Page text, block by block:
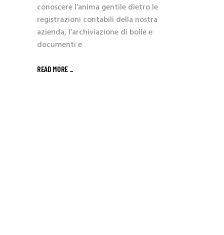
conoscere l’anima gentile dietro le
registrazioni contabili della nostra
azienda, l’archiviazione di bolle e
documenti e
READ MORE _